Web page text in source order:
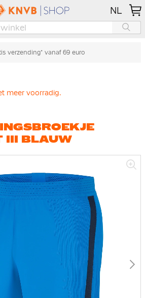
NL
verzending* vanaf 69 euro
meer voorradig.
III BLAUW